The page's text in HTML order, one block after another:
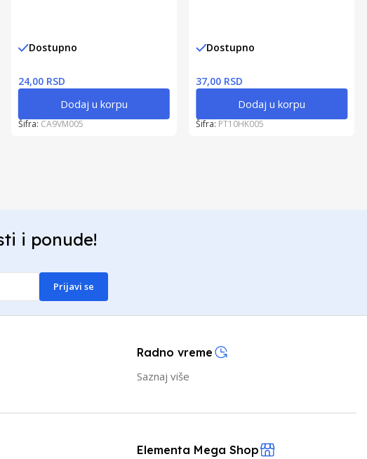
Dostupno
24,00 RSD
Dodaj u korpu
Šifra: CA9VM005
Dostupno
37,00 RSD
Dodaj u korpu
Šifra: PT10HK005
i ponude!
Prijavi se
Radno vreme
Saznaj više
Elementa Mega Shop